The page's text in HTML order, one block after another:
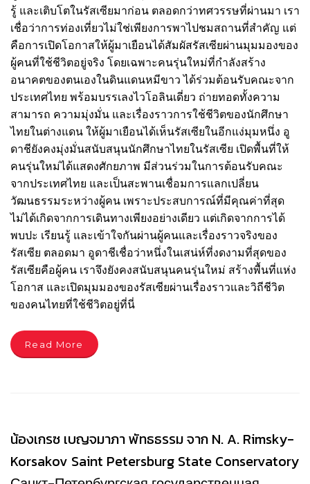
รู้ และเติบโตในรัสเซียมาก่อน ตลอดกว่าทศวรรษที่ผ่านมา เรา
เชื่อว่าการท่องเที่ยวไม่ใช่เพียงการพาไปชมสถานที่สำคัญ แต่
คือการเปิดโอกาสให้ผู้มาเยือนได้สัมผัสรัสเซียผ่านมุมมองของ
ผู้คนที่ใช้ชีวิตอยู่จริง โดยเฉพาะคนรุ่นใหม่ที่กำลังสร้าง
อนาคตของตนเองในดินแดนหมีขาว ได้ร่วมต้อนรับคณะจาก
ประเทศไทย พร้อมบรรเลงไวโอลินเดี่ยว ถ่ายทอดทั้งความ
สามารถ ความมุ่งมั่น และเรื่องราวการใช้ชีวิตของนักศึกษา
ไทยในต่างแดน ให้ผู้มาเยือนได้เห็นรัสเซียในอีกแง่มุมหนึ่ง อู
ดาชียังคงมุ่งมั่นสนับสนุนนักศึกษาไทยในรัสเซีย เปิดพื้นที่ให้
คนรุ่นใหม่ได้แสดงศักยภาพ มีส่วนร่วมในการต้อนรับคณะ
จากประเทศไทย และเป็นสะพานเชื่อมการแลกเปลี่ยน
วัฒนธรรมระหว่างผู้คน เพราะประสบการณ์ที่มีคุณค่าที่สุด
ไม่ได้เกิดจากการเดินทางเพียงอย่างเดียว แต่เกิดจากการได้
พบปะ เรียนรู้ และเข้าใจกันผ่านผู้คนและเรื่องราวจริงของ
รัสเซีย ตลอดมา อูดาชีเชื่อว่าหนึ่งในเสน่ห์ที่งดงามที่สุดของ
รัสเซียคือผู้คน เราจึงยังคงสนับสนุนคนรุ่นใหม่ สร้างพื้นที่แห่ง
โอกาส และเปิดมุมมองของรัสเซียผ่านเรื่องราวและวิถีชีวิต
ของคนไทยที่ใช้ชีวิตอยู่ที่นี่
Read More
น้องเกรซ เบญจมาภา พัทธธรรม จาก N. A. Rimsky-
Korsakov Saint Petersburg State Conservatory